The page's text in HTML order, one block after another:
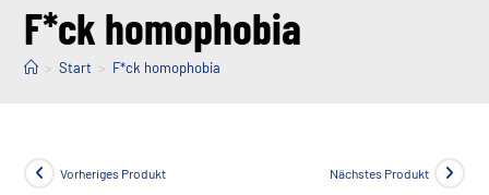
F*ck homophobia
> Start > F*ck homophobia
Vorheriges Produkt Nächstes Produkt